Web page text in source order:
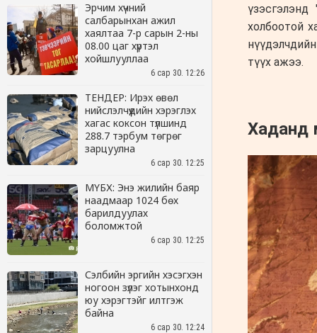
Эрчим хүчний
салбарынхан ажил
хаялтаа 7-р сарын 2-ны
08.00 цаг хүртэл
хойшлууллаа
6 сар 30. 12:26
ТЕНДЕР: Ирэх өвөл
нийслэлчүүдийн хэрэглэх
хагас коксон түлшинд
288.7 тэрбум төгрөг
зарцуулна
6 сар 30. 12:25
МҮБХ: Энэ жилийн баяр
наадмаар 1024 бөх
барилдуулах
боломжтой
6 сар 30. 12:25
Сэлбийн эргийн хэсэгхэн
ногоон зүлэг хотынхонд
юу хэрэгтэйг илтгэж
байна
6 сар 30. 12:24